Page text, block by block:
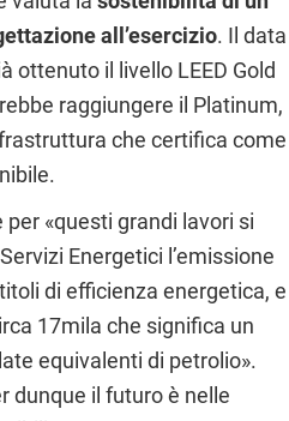
all’esercizio. Il data
ottenuto il livello LEED Gold
raggiungere il Platinum,
che certifica come
«questi grandi lavori si
Energetici l’emissione
di efficienza energetica, e
17mila che significa un
equivalenti di petrolio».
dunque il futuro è nelle